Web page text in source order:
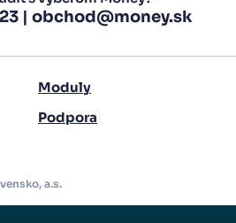
| obchod@money.sk
Moduly
Podpora
a.s.